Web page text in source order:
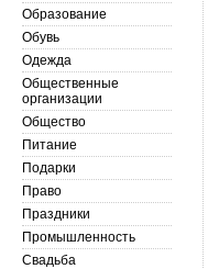
Образование
Обувь
Одежда
Общественные
организации
Общество
Питание
Подарки
Право
Праздники
Промышленность
Свадьба